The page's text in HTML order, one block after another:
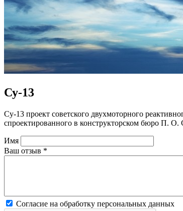
Су-13
Су-13 проект советского двухмоторного
спроектированного в конструкторском бюро П. О.
Имя
Ваш отзыв *
Согласие на обработку персональных данных